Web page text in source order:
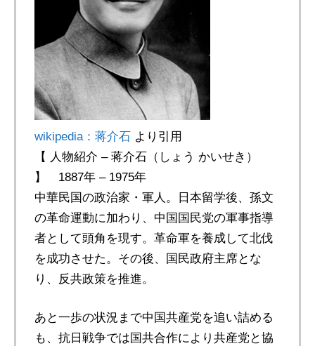
wikipedia：蒋介石 より引用
【 人物紹介 – 蒋介石（しょう かいせき）
】 1887年 – 1975年
中華民国の政治家・軍人。日本留学後、孫文
の革命運動に加わり、中国国民党の軍事指導
者として頭角を現す。革命軍を養成して北伐
を成功させた。その後、国民政府主席とな
り、反共政策を推進。
あと一歩の状況まで中国共産党を追い詰める
も、抗日戦争では国共合作により共産党と協